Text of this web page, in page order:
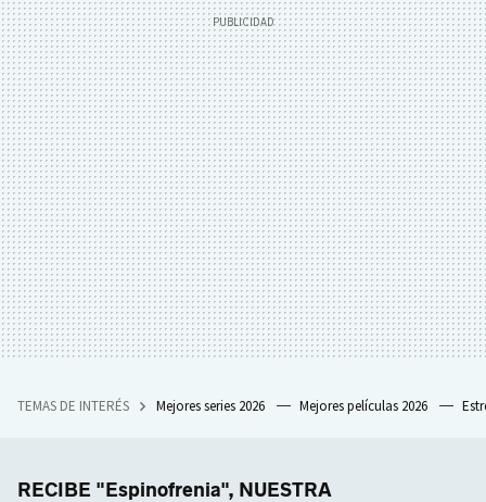
TEMAS DE INTERÉS Mejores series 2026 Mejores películas 2026
RECIBE "Espinofrenia", NUESTRA